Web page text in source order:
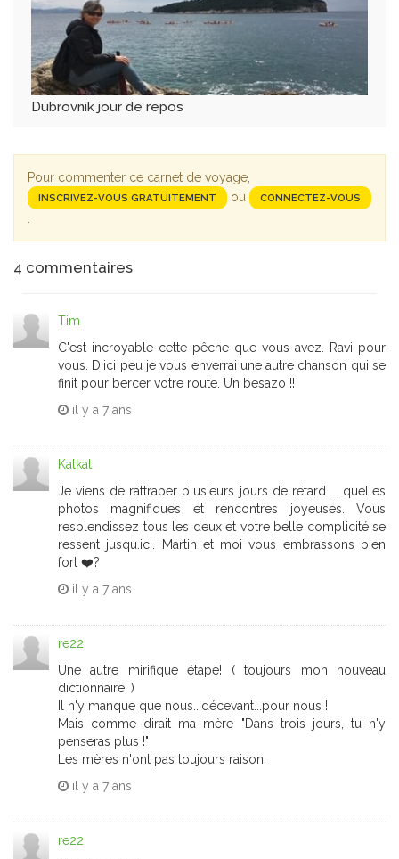
Dubrovnik jour de repos
Pour commenter ce carnet de voyage,
INSCRIVEZ-VOUS GRATUITEMENT ou CONNECTEZ-VOUS
.
4 commentaires
Tim
C'est incroyable cette pêche que vous avez. Ravi pour
vous. D'ici peu je vous enverrai une autre chanson qui se
finit pour bercer votre route. Un besazo !!
il y a 7 ans
Katkat
Je viens de rattraper plusieurs jours de retard ... quelles
photos magnifiques et rencontres joyeuses. Vous
resplendissez tous les deux et votre belle complicité se
ressent jusqu.ici. Martin et moi vous embrassons bien
fort ❤️?
il y a 7 ans
re22
Une autre mirifique étape! ( toujours mon nouveau
dictionnaire! )
Il n'y manque que nous...décevant...pour nous !
Mais comme dirait ma mère "Dans trois jours, tu n'y
penseras plus !"
Les mères n'ont pas toujours raison.
il y a 7 ans
re22